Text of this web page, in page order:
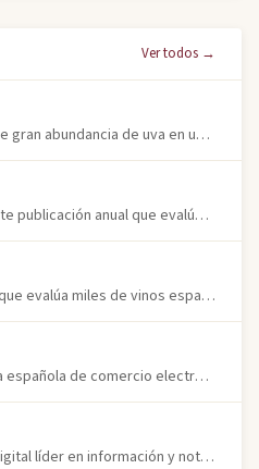
Ver todos →
Uvada describe el periodo de gran abundancia de uva en un viñedo o región, resultando en una cosecha particularmente copiosa y de elevado volumen.
La Guía Peñín es una influyente publicación anual que evalúa y puntúa miles de vinos españoles, ofreciendo notas de cata y valoraciones
Influyente publicación anual que evalúa miles de vinos españoles mediante cata a ciegas. Referencia clave en el sector vitivinícola
Bodeboca es una plataforma española de comercio electrónico fundada en 2010, especializada en la venta de vino y productos relacionados
Descubre Vinetur, el portal digital líder en información y noticias sobre viticultura, enología, cultura y mercado del vino para profesionales y aficionados.